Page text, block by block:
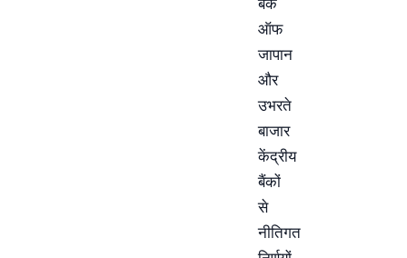
ऑफ
जापान
और
उभरते
बाजार
केंद्रीय
बैंकों
से
नीतिगत